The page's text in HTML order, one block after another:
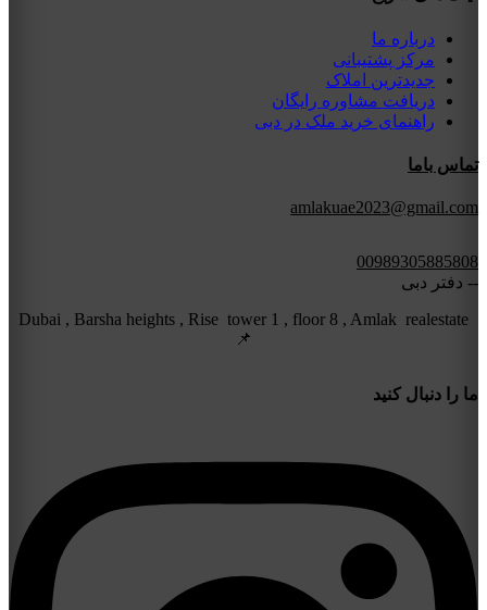
درباره ما
مرکز پشتیبانی
جدیدترین املاک
دریافت مشاوره رایگان
راهنمای خرید ملک در دبی
تماس باما
amlakuae2023@gmail.com
00989305885808
-- دفتر دبی
Dubai , Barsha heights , Rise tower 1 , floor 8 , Amlak realestate
📌
ما را دنبال کنید